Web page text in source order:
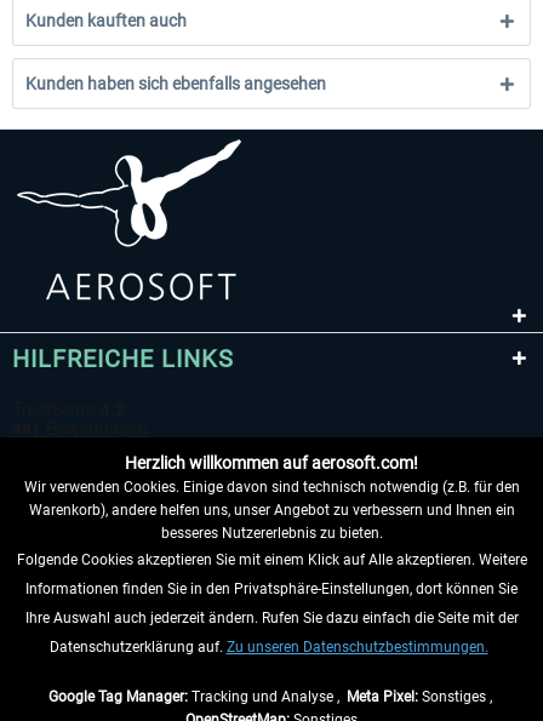
Kunden kauften auch
Kunden haben sich ebenfalls angesehen
HILFREICHE LINKS
VERTRAG WIDERRUFEN
INFORMATIONEN
Herzlich willkommen auf aerosoft.com!
Wir verwenden Cookies. Einige davon sind technisch notwendig (z.B. für den
Warenkorb), andere helfen uns, unser Angebot zu verbessern und Ihnen ein
besseres Nutzererlebnis zu bieten.
Folgende Cookies akzeptieren Sie mit einem Klick auf Alle akzeptieren. Weitere
Informationen finden Sie in den Privatsphäre-Einstellungen, dort können Sie
Ihre Auswahl auch jederzeit ändern. Rufen Sie dazu einfach die Seite mit der
Datenschutzerklärung auf. Zu unseren Datenschutzbestimmungen.
Google Tag Manager:Tracking und Analyse , Meta Pixel:Sonstiges ,